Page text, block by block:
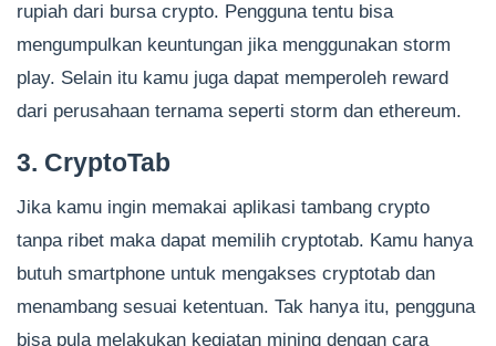
rupiah dari bursa crypto. Pengguna tentu bisa
mengumpulkan keuntungan jika menggunakan storm
play. Selain itu kamu juga dapat memperoleh reward
dari perusahaan ternama seperti storm dan ethereum.
3. CryptoTab
Jika kamu ingin memakai aplikasi tambang crypto
tanpa ribet maka dapat memilih cryptotab. Kamu hanya
butuh smartphone untuk mengakses cryptotab dan
menambang sesuai ketentuan. Tak hanya itu, pengguna
bisa pula melakukan kegiatan mining dengan cara